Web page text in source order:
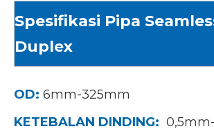
Spesifikasi Pipa
Duplex
OD: 6mm-325mm
KETEBALAN DINDING: